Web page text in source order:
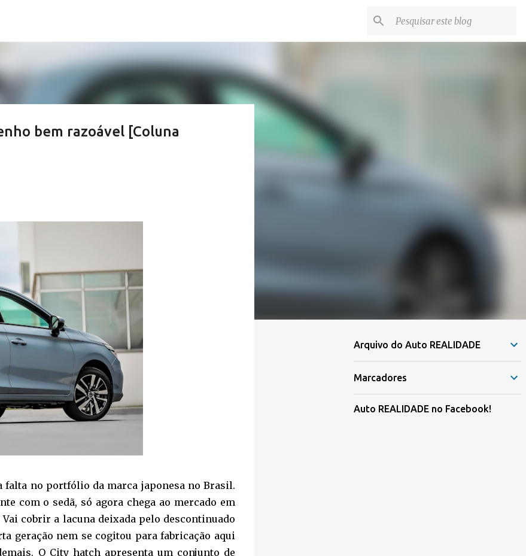
bem razoável [Coluna
falta no portfólio da marca japonesa no Brasil.
com o sedã, só agora chega ao mercado em
Vai cobrir a lacuna deixada pelo descontinuado
geração nem se cogitou para fabricação aqui
O City hatch apresenta um conjunto de
Arquivo do Auto REALIDADE
Marcadores
Auto REALIDADE no Facebook!